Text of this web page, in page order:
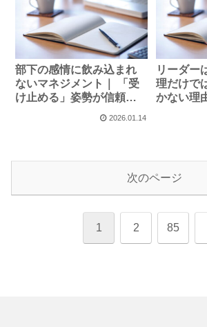
部下の感情に飲み込まれ
ないマネジメント｜ 「受
け止める」姿勢が信頼を
2026.01.14
リーダー
理だけで
かない理
次のページ
1 2 85